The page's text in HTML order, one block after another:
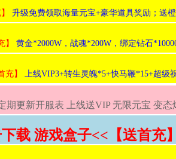
升级免费领取海量元宝+豪华道具奖励；送
】 黄金*2000W，战魂*200W，绑定钻石
充】 上线VIP3+转生灵魄*5+快马鞭*15+超级
期更新开服表 上线送VIP 无限元宝 变态
载 游戏盒子<<【送首充】